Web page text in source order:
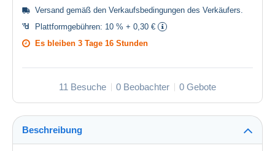
Versand gemäß den Verkaufsbedingungen des Verkäufers.
Plattformgebühren: 10 % + 0,30 €
Es bleiben 3 Tage 16 Stunden
11 Besuche 0 Beobachter 0 Gebote
Beschreibung